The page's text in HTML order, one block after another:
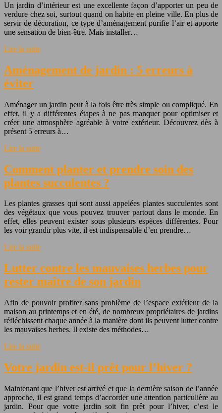
Un jardin d’intérieur est une excellente façon d’apporter un peu de
verdure chez soi, surtout quand on habite en pleine ville. En plus de
servir de décoration, ce type d’aménagement purifie l’air et apporte
une sensation de bien-être. Mais installer…
Lire la suite
Aménagement de jardin : 5 erreurs à
éviter
Aménager un jardin peut à la fois être très simple ou compliqué. En
effet, il y a différentes étapes à ne pas manquer pour optimiser et
créer une atmosphère agréable à votre extérieur. Découvrez dès à
présent 5 erreurs à…
Lire la suite
Comment planter et prendre soin des
plantes succulentes ?
Les plantes grasses qui sont aussi appelées plantes succulentes sont
des végétaux que vous pouvez trouver partout dans le monde. En
effet, elles peuvent exister sous plusieurs espèces différentes. Pour
les voir grandir plus vite, il est indispensable d’en prendre…
Lire la suite
Lutter contre les mauvaises herbes pour
rester maître de son jardin
Afin de pouvoir profiter sans problème de l’espace extérieur de la
maison au printemps et en été, de nombreux propriétaires de jardins
réfléchissent chaque année à la manière dont ils peuvent lutter contre
les mauvaises herbes. Il existe des méthodes…
Lire la suite
Votre jardin est-il prêt pour l’hiver ?
Maintenant que l’hiver est arrivé et que la dernière saison de l’année
approche, il est grand temps d’accorder une attention particulière au
jardin. Pour que votre jardin soit fin prêt pour l’hiver, c’est le